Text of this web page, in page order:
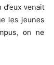
venait
les jeunes
on ne